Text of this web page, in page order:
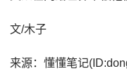
文/木子
来源：懂懂笔记